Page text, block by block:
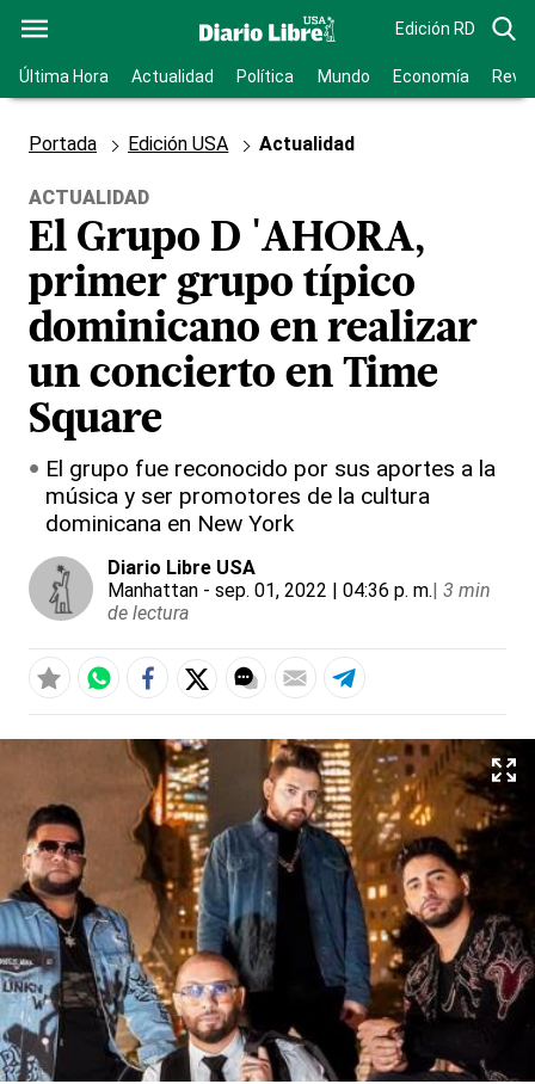
Edición RD
Última Hora Actualidad Política Mundo Economía
Portada Edición USA Actualidad
ACTUALIDAD
El Grupo D 'AHORA,
primer grupo típico
dominicano en realizar
un concierto en Time
Square
El grupo fue reconocido por sus aportes a la
música y ser promotores de la cultura
dominicana en New York
Diario Libre USA
Manhattan - sep. 01, 2022 | 04:36 p. m.| 3 min
de lectura